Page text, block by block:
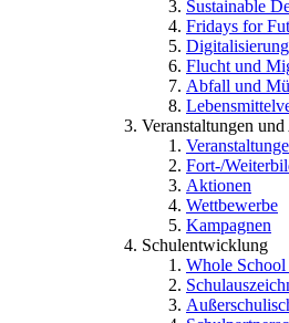
Sustainable
Fridays for
Flucht und
Abfall und
Veranstaltungen
Fort-/
Aktionen
Wettbewerbe
Kampagnen
Schulentwicklung
Whole